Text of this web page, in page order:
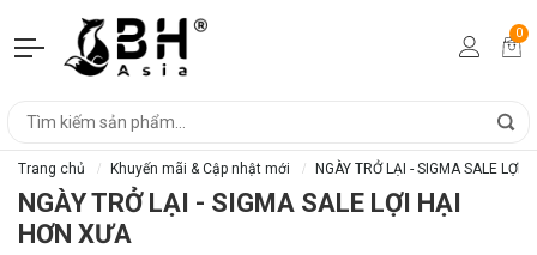
0
Trang chủ Khuyến mãi & Cập nhật mới NGÀY TRỞ LẠI - SIGMA SALE LỢI
NGÀY TRỞ LẠI - SIGMA SALE LỢI HẠI
HƠN XƯA